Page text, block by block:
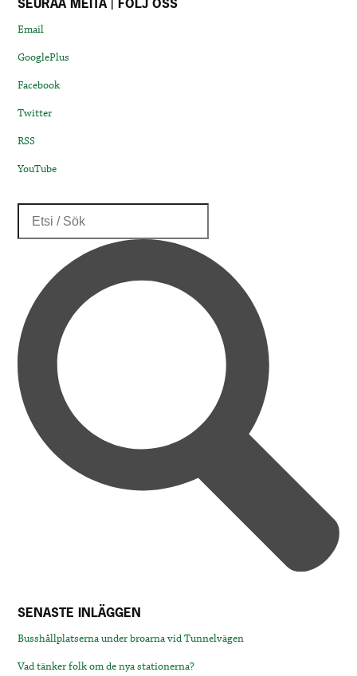
Email
GooglePlus
Facebook
Twitter
RSS
YouTube
SENASTE INLÄGGEN
Busshållplatserna under broarna vid Tunnelvägen
Vad tänker folk om de nya stationerna?